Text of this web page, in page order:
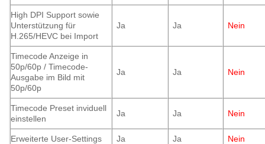
High DPI Support sowie
Unterstützung für
H.265/HEVC bei Import
Ja Ja Nein
Timecode Anzeige in
50p/60p / Timecode-
Ausgabe im Bild mit
50p/60p
Ja Ja Nein
Timecode Preset inviduell
einstellen
Ja Ja Nein
Erweiterte User-Settings Ja Ja Nein